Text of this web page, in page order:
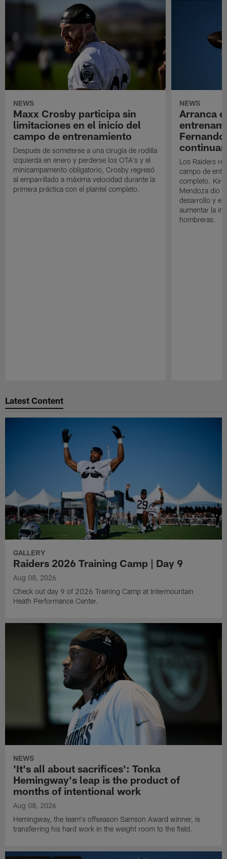
NEWS
Maxx Crosby participa sin
limitaciones en el inicio del
campo de entrenamiento
Después de someterse a una cirugía de rodilla
izquierda en enero y perderse los OTA's y el
minicampamento obligatorio, Crosby regresó
al emparrillado a máxima velocidad durante la
primera práctica con el plantel completo.
NEWS
Arranca
Los Raiders
campo de
completo. Kirk
Mendoza dio
desarrollo y el
aumentar la
hombreras.
Latest Content
GALLERY
Raiders 2026 Training Camp | Day 9
Aug 08, 2026
Check out day 9 of 2026 Training Camp at Intermountain
Heath Performance Center.
NEWS
'It's all about sacrifices': Tonka
Hemingway's leap is the product of
months of intentional work
Aug 08, 2026
Hemingway, the team's offseason Samson Award winner, is
transferring his hard work in the weight room to the field.